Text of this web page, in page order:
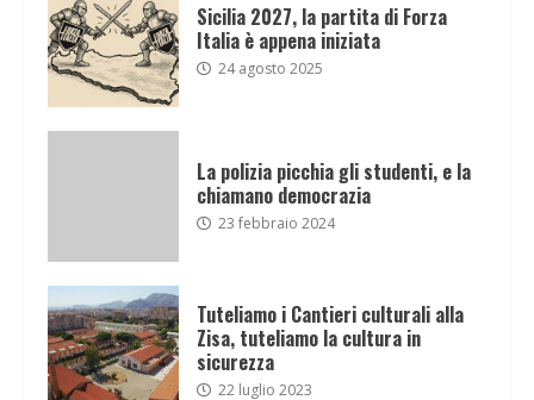
Sicilia 2027, la partita di Forza
Italia è appena iniziata
24 agosto 2025
La polizia picchia gli studenti, e la
chiamano democrazia
23 febbraio 2024
Tuteliamo i Cantieri culturali alla
Zisa, tuteliamo la cultura in
sicurezza
22 luglio 2023